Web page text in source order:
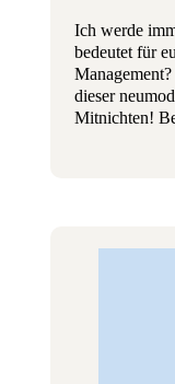
Ich werde
bedeutet für
dieser
Mitnichten!